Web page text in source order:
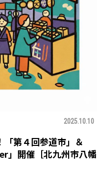
2025.10.10
第４回参道市」＆
」開催［北九州市八幡